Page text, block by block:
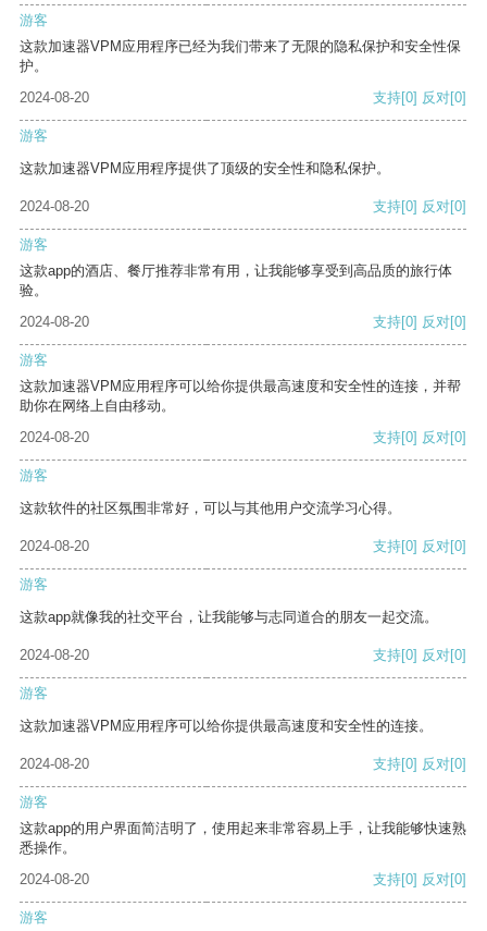
游客
这款加速器VPM应用程序已经为我们带来了无限的隐私保护和安全性保
护。
2024-08-20
支持[0] 反对[0]
游客
这款加速器VPM应用程序提供了顶级的安全性和隐私保护。
2024-08-20 支持[0] 反对[0]
游客
这款app的酒店、餐厅推荐非常有用，让我能够享受到高品质的旅行体
验。
2024-08-20
支持[0] 反对[0]
游客
这款加速器VPM应用程序可以给你提供最高速度和安全性的连接，并帮
助你在网络上自由移动。
2024-08-20
支持[0] 反对[0]
游客
这款软件的社区氛围非常好，可以与其他用户交流学习心得。
2024-08-20 支持[0] 反对[0]
游客
这款app就像我的社交平台，让我能够与志同道合的朋友一起交流。
2024-08-20 支持[0] 反对[0]
游客
这款加速器VPM应用程序可以给你提供最高速度和安全性的连接。
2024-08-20 支持[0] 反对[0]
游客
这款app的用户界面简洁明了，使用起来非常容易上手，让我能够快速熟
悉操作。
2024-08-20
支持[0] 反对[0]
游客